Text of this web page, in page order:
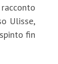
Ulisse,
fin